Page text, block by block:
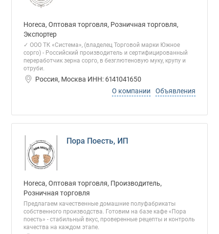
Horeca, Оптовая торговля, Розничная торговля,
Экспортер
✓ ООО ТК «Система», (владелец Торговой марки Южное
сорго) - Российский производитель и сертифицированный
переработчик зерна сорго, в безглютеновую муку, крупу и
отруби.
Россия, Москва ИНН: 6141041650
О компании
Объявления
Пора Поесть, ИП
Horeca, Оптовая торговля, Производитель,
Розничная торговля
Предлагаем качественные домашние полуфабрикаты
собственного производства. Готовим на базе кафе «Пора
поесть» - стабильный вкус, проверенные рецепты и контроль
качества на каждом этапе.